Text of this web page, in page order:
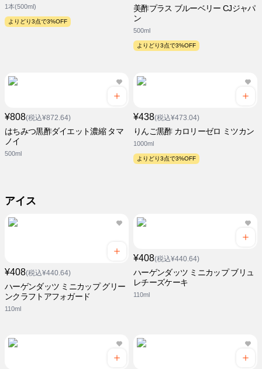
1本(500ml)
よりどり3点で3%OFF
美酢プラス ブルーベリー CJジャパ
ン
500ml
よりどり3点で3%OFF
¥808(税込¥872.64)
はちみつ黒酢ダイエット濃縮 タマ
ノイ
500ml
¥438(税込¥473.04)
りんご黒酢 カロリーゼロ ミツカン
1000ml
よりどり3点で3%OFF
アイス
¥408(税込¥440.64)
ハーゲンダッツ ミニカップ グリー
ンクラフトアフォガード
110ml
¥408(税込¥440.64)
ハーゲンダッツ ミニカップ ブリュ
レチーズケーキ
110ml